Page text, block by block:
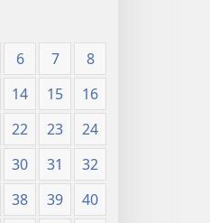
6 7
8
14 15
16
22 23
24
30 31
32
38 39
40